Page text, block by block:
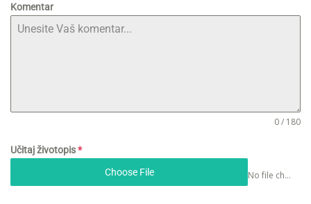
Komentar
0 / 180
Učitaj životopis*
Choose File
No file chosen